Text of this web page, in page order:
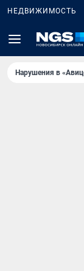
НЕДВИЖИМОСТЬ
Нарушения в